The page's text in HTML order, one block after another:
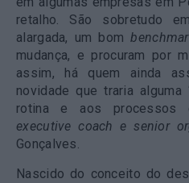
retalho. São sobretudo
alargada, um bom
mudança, e procuram por
assim, há quem ainda
novidade que traria alguma
rotina e aos processos
executive coach e senior
Gonçalves.
Nascido do conceito do